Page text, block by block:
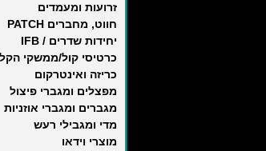
זרועות ומעמדים
חווט, מחברים PATCH
יחידות שדרים / IFB
כרטיסי קול/ממשקי
כריזה ואינטרקום
מפצלים ומגברי פיצול
מגברים ומגברי אוזניות
מדי ומגבילי רעש
מוצרי וידאו